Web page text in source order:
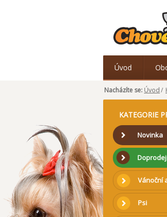
Úvod
Nacházíte se: Úvod/
KATEGORIE
Novinka
Doprodej
Vánoční
Psi